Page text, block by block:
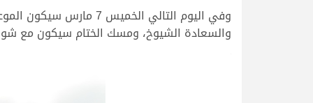
وفي اليوم التالي
والسعادة الشيوخ، ومسك الختام سيكون مع